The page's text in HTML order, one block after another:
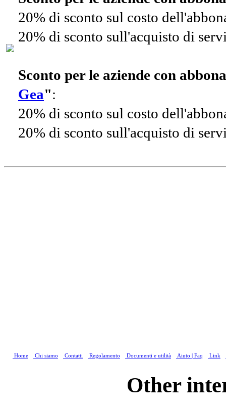
20% di sconto sul costo
20% di sconto sull'acquisto di
Sconto per le aziende con
Gea":
20% di sconto sul costo
20% di sconto sull'acquisto di
Home Chi siamo Contatti Regolamento Documenti e utilità Aiuto | Faq Link
Other